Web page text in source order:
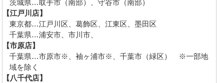
茨城県…取手市（南部）、守谷市（南部）
【江戸川店】
東京都…江戸川区、葛飾区、江東区、墨田区
千葉県…浦安市、市川市、
【市原店】
千葉県…市原市※、袖ヶ浦市※、千葉市（緑区） ※一部地
域を除く
【八千代店】